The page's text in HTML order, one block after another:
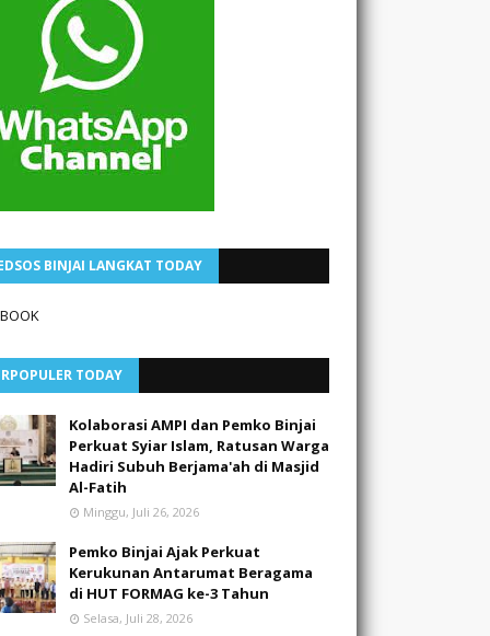
BINJAI LANGKAT TODAY
TODAY
Kolaborasi AMPI dan Pemko Binjai
Perkuat Syiar Islam, Ratusan Warga
Hadiri Subuh Berjama'ah di Masjid
Al-Fatih
Minggu, Juli 26, 2026
Pemko Binjai Ajak Perkuat
Kerukunan Antarumat Beragama
di HUT FORMAG ke-3 Tahun
Selasa, Juli 28, 2026